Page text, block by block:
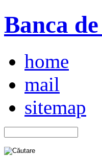
Banca
home
mail
sitemap